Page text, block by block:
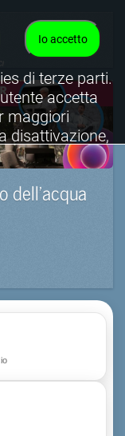
dell’acqua
Io accetto
di terze parti.
accetta
maggiori
disattivazione,
cookies